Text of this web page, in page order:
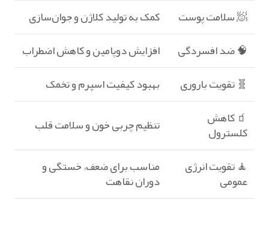
🧖 سلامت پوست
کمک به تولید کلاژن و جوان‌سازی
🧠 ضد افسردگی
افزایش دوپامین و کاهش اضطراب
🧬 تقویت باروری
بهبود کیفیت اسپرم و تخمک
🧃 کاهش
کلسترول
تنظیم چربی خون و سلامت قلب
🧘 تقویت انرژی
عمومی
مناسب برای ضعف، خستگی و
دوران نقاهت